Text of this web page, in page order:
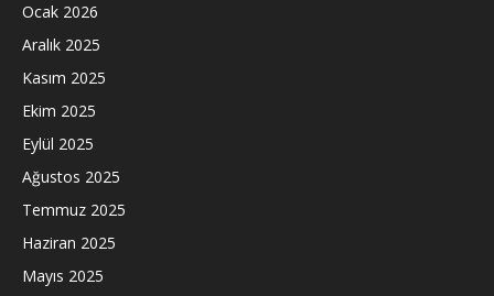
Ocak 2026
Aralık 2025
Kasım 2025
Ekim 2025
Eylül 2025
Ağustos 2025
Temmuz 2025
Haziran 2025
Mayıs 2025